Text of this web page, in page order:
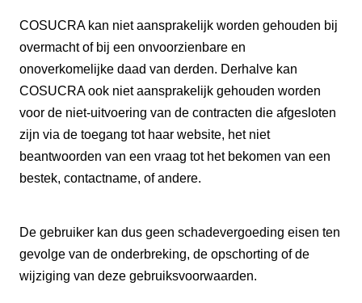
COSUCRA kan niet aansprakelijk worden gehouden bij
overmacht of bij een onvoorzienbare en
onoverkomelijke daad van derden. Derhalve kan
COSUCRA ook niet aansprakelijk gehouden worden
voor de niet-uitvoering van de contracten die afgesloten
zijn via de toegang tot haar website, het niet
beantwoorden van een vraag tot het bekomen van een
bestek, contactname, of andere.
De gebruiker kan dus geen schadevergoeding eisen ten
gevolge van de onderbreking, de opschorting of de
wijziging van deze gebruiksvoorwaarden.